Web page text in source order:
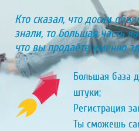
Кто сказал, что доски
знали, то большая часть
что вы продаёте именно
Большая база
штуки;
Регистрация
Ты сможешь